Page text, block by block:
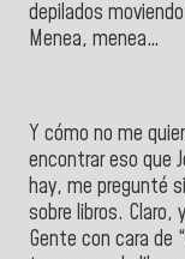
depilados
Menea, menea…
Y cómo no me
encontrar eso que
hay, me pregunté
sobre libros. Claro,
Gente con cara de